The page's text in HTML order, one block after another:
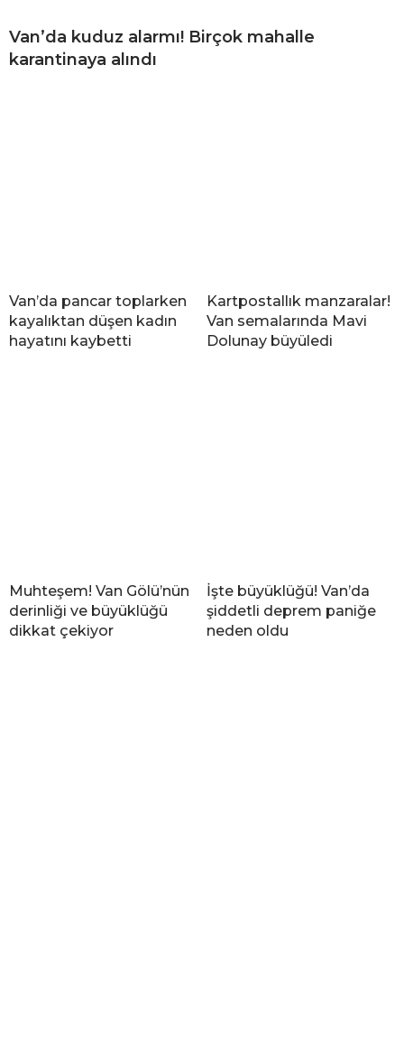
Van’da kuduz alarmı! Birçok mahalle
karantinaya alındı
Van’da pancar toplarken
kayalıktan düşen kadın
hayatını kaybetti
Kartpostallık manzaralar!
Van semalarında Mavi
Dolunay büyüledi
Muhteşem! Van Gölü’nün
derinliği ve büyüklüğü
dikkat çekiyor
İşte büyüklüğü! Van’da
şiddetli deprem paniğe
neden oldu